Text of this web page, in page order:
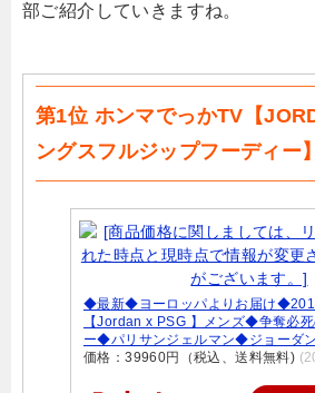
部ご紹介していきますね。
第1位 ホンマでっかTV【
ングスフルジップフーディー】
◆最新◆ヨーロッパよりお届け
【Jordan x PSG 】メンズ◆争奪必
ー◆パリサンジェルマン◆ジョーダン
価格：39960円（税込、送料無料)